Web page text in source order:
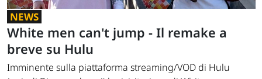
NEWS
White men can't jump - Il remake a
breve su Hulu
Imminente sulla piattaforma streaming/VOD di Hulu